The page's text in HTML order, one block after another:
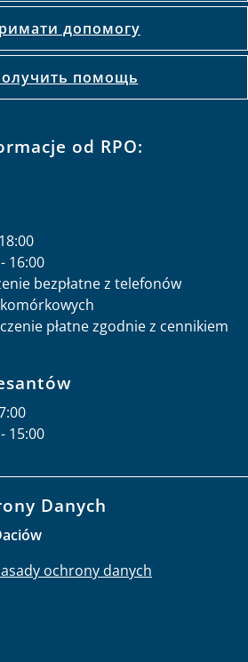
допомогу
помощь
od RPO:
16:00
bezpłatne z telefonów
płatne zgodnie z cennikiem
15:00
Danych
ochrony danych